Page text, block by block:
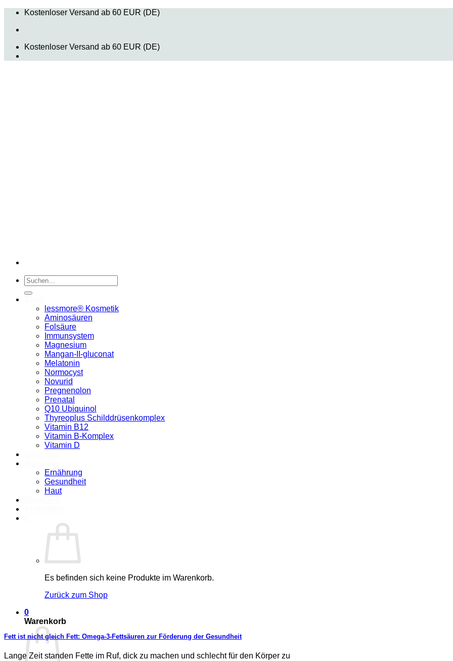
Zum
springen
Kostenloser Versand ab 60 EUR (DE)
Kostenloser Versand ab 60 EUR (DE)
Suchen
nach:
lessmore® Kosmetik
Aminosäuren
Folsäure
Immunsystem
Magnesium
Mangan-II-gluconat
Melatonin
Normocyst
Novurid
Pregnenolon
Prenatal
Q10 Ubiquinol
Thyreoplus Schilddrüsenkomplex
Vitamin B12
Vitamin B-Komplex
Vitamin D
Ernährung
Gesundheit
Haut
Es befinden sich keine Produkte im Warenkorb.
Zurück zum Shop
0
Warenkorb
Fett ist nicht gleich Fett: Omega-3-Fettsäuren zur Förderung der Gesundheit
Lange Zeit standen Fette im Ruf, dick zu machen und schlecht für den Körper zu